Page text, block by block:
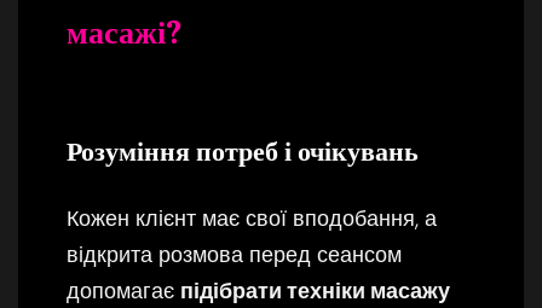
масажі?
Розуміння потреб і очікувань
Кожен клієнт має свої вподобання, а
відкрита розмова перед сеансом
допомагає підібрати техніки масажу